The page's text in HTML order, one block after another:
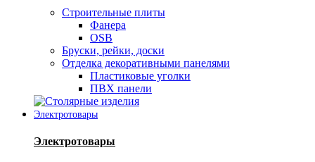
Строительные плиты
Фанера
OSB
Бруски, рейки, доски
Отделка декоративными панелями
Пластиковые уголки
ПВХ панели
Электротовары
Электротовары